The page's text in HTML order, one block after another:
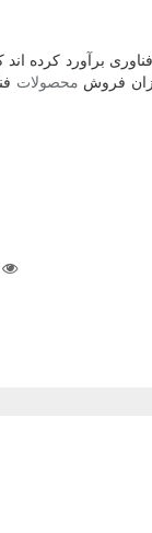
فناوری برآورد كرده
فروش محصولات